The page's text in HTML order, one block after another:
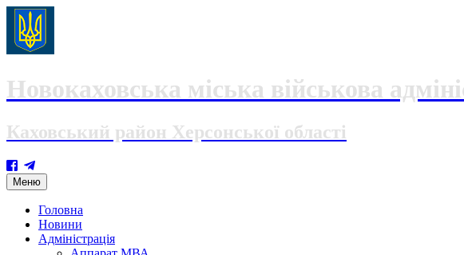
Новокаховська міська військова
Каховський район Херсонської області
Меню Skip
to
content
Головна
Новини
Адміністрація